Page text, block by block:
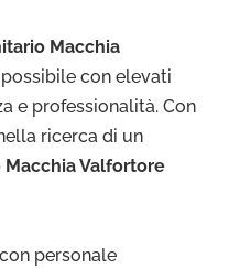
Macchia
con elevati
e professionalità. Con
ricerca di un
Valfortore
personale